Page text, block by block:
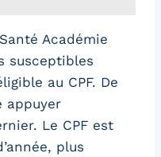
Académie
susceptibles
au CPF. De
appuyer
Le CPF est
plus